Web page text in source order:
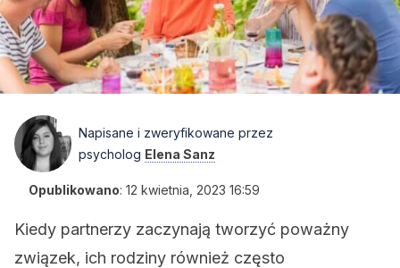
Napisane i zweryfikowane przez
psycholog Elena Sanz
Opublikowano: 12 kwietnia, 2023 16:59
Kiedy partnerzy zaczynają tworzyć poważny
związek, ich rodziny również często